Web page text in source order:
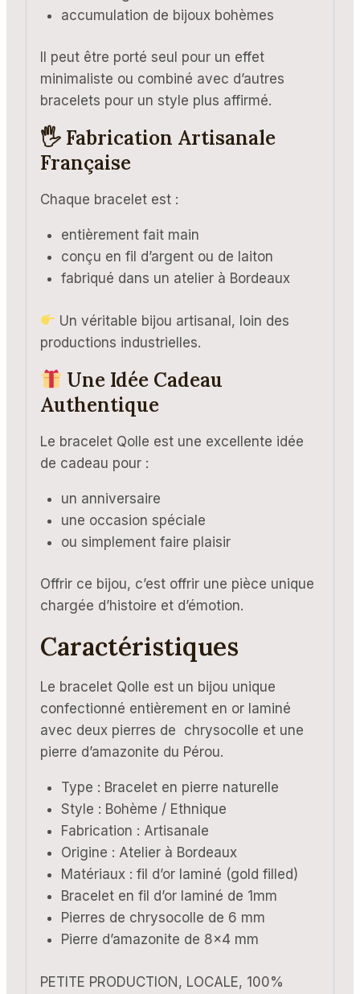
accumulation de bijoux bohèmes
Il peut être porté seul pour un effet
minimaliste ou combiné avec d’autres
bracelets pour un style plus affirmé.
🖐️ Fabrication Artisanale
Française
Chaque bracelet est :
entièrement fait main
conçu en fil d’argent ou de laiton
fabriqué dans un atelier à Bordeaux
Un véritable bijou artisanal, loin des
productions industrielles.
Une Idée Cadeau
Authentique
Le bracelet Qolle est une excellente idée
de cadeau pour :
un anniversaire
une occasion spéciale
ou simplement faire plaisir
Offrir ce bijou, c’est offrir une pièce unique
chargée d’histoire et d’émotion.
Caractéristiques
Le bracelet Qolle est un bijou unique
confectionné entièrement en or laminé
avec deux pierres de chrysocolle et une
pierre d’amazonite du Pérou.
Type : Bracelet en pierre naturelle
Style : Bohème / Ethnique
Fabrication : Artisanale
Origine : Atelier à Bordeaux
Matériaux : fil d’or laminé (gold filled)
Bracelet en fil d’or laminé de 1mm
Pierres de chrysocolle de 6 mm
Pierre d’amazonite de 8×4 mm
PETITE PRODUCTION, LOCALE, 100%